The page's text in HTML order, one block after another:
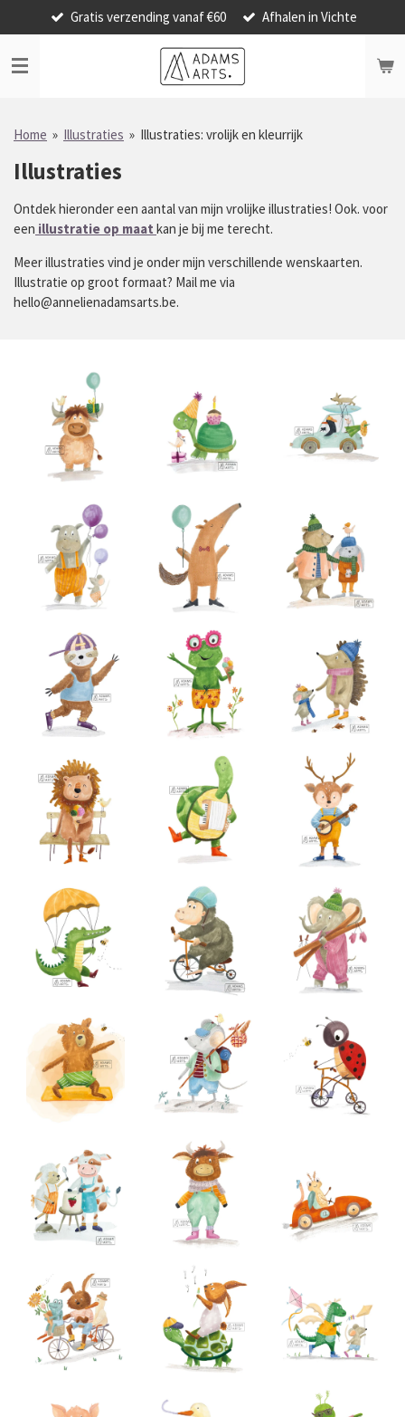
direct
naar
de
Gratis verzending vanaf €60 Afhalen in Vichte
Home » Illustraties » Illustraties: vrolijk en kleurrijk
Illustraties
Ontdek hieronder een aantal van mijn vrolijke illustraties! Ook. voor
een illustratie op maat kan je bij me terecht.
Meer illustraties vind je onder mijn verschillende wenskaarten.
Illustratie op groot formaat? Mail me via
hello@annelienadamsarts.be.